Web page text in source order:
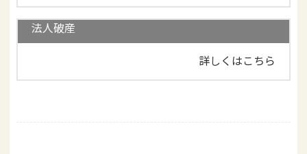
法人破産
詳しくはこちら